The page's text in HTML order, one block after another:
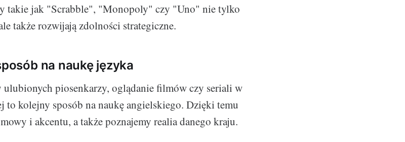
takie jak "Scrabble", "Monopoly" czy "Uno" nie tylko
także rozwijają zdolności strategiczne.
na naukę języka
ulubionych piosenkarzy, oglądanie filmów czy seriali w
to kolejny sposób na naukę angielskiego. Dzięki temu
i akcentu, a także poznajemy realia danego kraju.